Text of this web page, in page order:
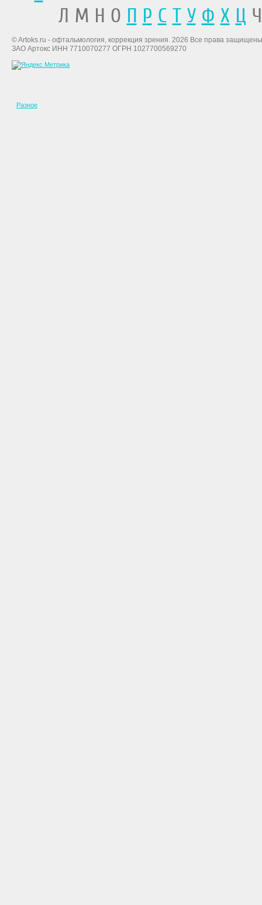
Л М Н О П Р С Т У Ф Х Ц
© Artoks.ru - офтальмология, коррекция зрения. 2026 Все права
ЗАО Артокс ИНН 7710070277 ОГРН 1027700569270
Разное